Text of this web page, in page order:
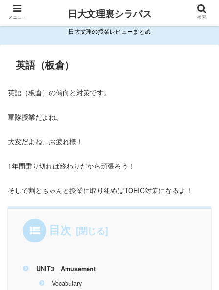
日大文理の授業レビューまとめ
英語（板倉）
英語（板倉）の傾向と対策です。
軍隊授業だよね。
大変だよね、お疲れ様！
1年間乗り切れば終わりだから頑張ろう！
そして割とちゃんと授業に取り組めばTOEIC対策になるよ！
目次
UNIT3 Amusement
Vocabulary
メニュー 日大文理裏シラバス 検索